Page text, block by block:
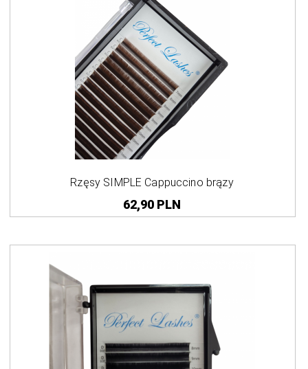
Rzęsy SIMPLE Cappuccino brązy
62,90 PLN